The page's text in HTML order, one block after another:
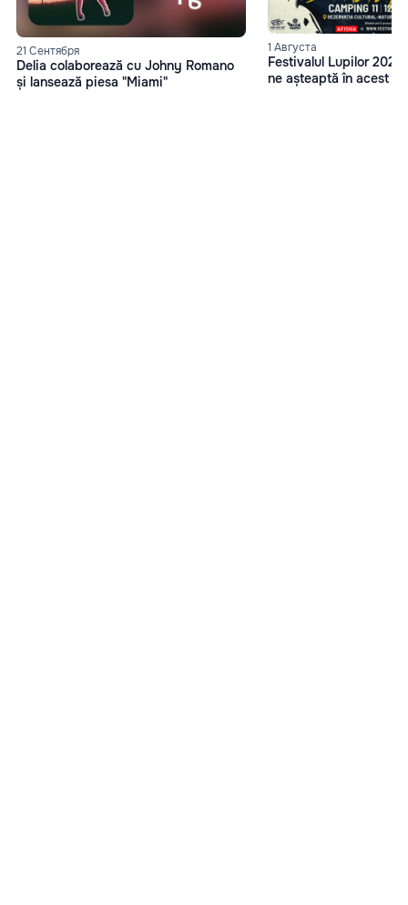
21 Сентября
Delia colaborează cu Johny Romano
și lansează piesa "Miami"
1 Августа
Festivalul Lupilor
ne așteaptă în acest